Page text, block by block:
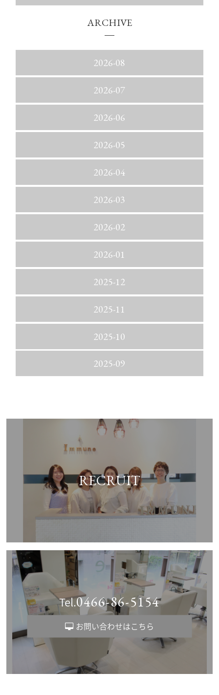
ARCHIVE
2026-08
2026-07
2026-06
2026-05
2026-04
2026-03
2026-02
2026-01
2025-12
2025-11
2025-10
2025-09
RECRUIT
Tel.0466-86-5154
お問い合わせはこちら